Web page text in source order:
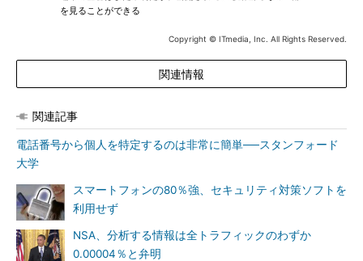
を見ることができる
Copyright © ITmedia, Inc. All Rights Reserved.
関連情報
関連記事
電話番号から個人を特定するのは非常に簡単──スタンフォード
大学
スマートフォンの80％強、セキュリティ対策ソフトを
利用せず
NSA、分析する情報は全トラフィックのわずか
0.00004％と弁明